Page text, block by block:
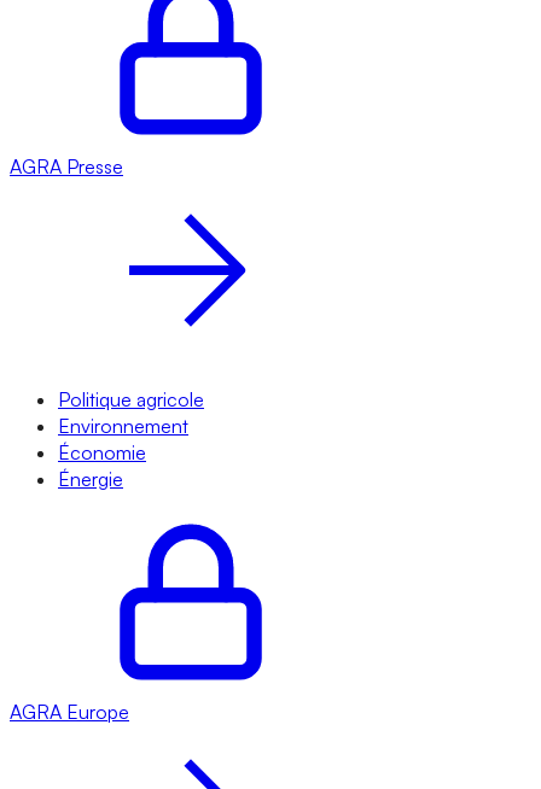
AGRA Presse
Politique agricole
Environnement
Économie
Énergie
AGRA Europe